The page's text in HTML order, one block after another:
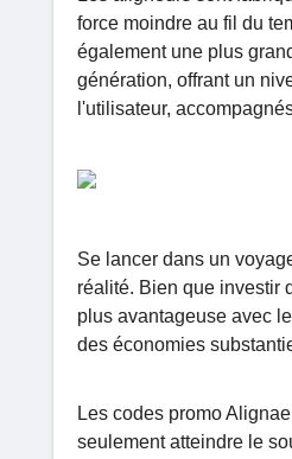
force moindre au fil du
également une plus
génération, offrant un
l'utilisateur,
Se lancer dans un
réalité. Bien que investir
plus avantageuse avec
des économies
Les codes promo
seulement atteindre le